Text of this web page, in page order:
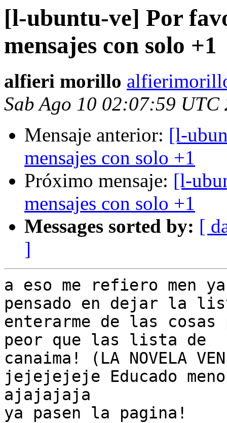
[l-ubuntu-ve] Por
mensajes con solo +1
alfieri morillo
Sab Ago 10 02:07:59 UTC
Mensaje anterior: [l-
mensajes con solo +1
Próximo mensaje: [l-
mensajes con solo +1
Messages sorted by: [
]
a eso me refiero men
pensado en dejar la
enterarme de las
peor que las lista de
canaima! (LA NOVELA
jejejejeje Educado
ajajajaja
ya pasen la pagina!